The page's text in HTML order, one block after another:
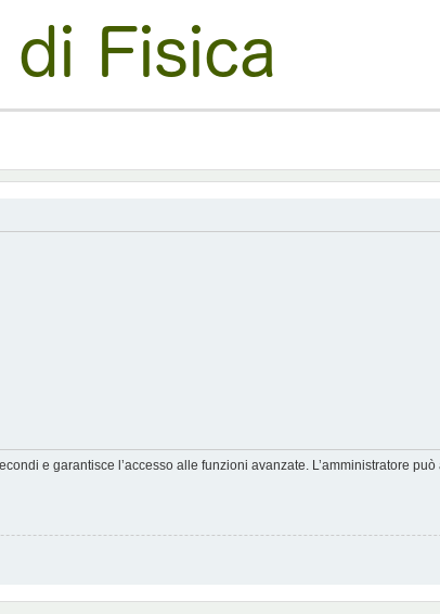
e garantisce l’accesso alle funzioni avanzate. L’amministratore